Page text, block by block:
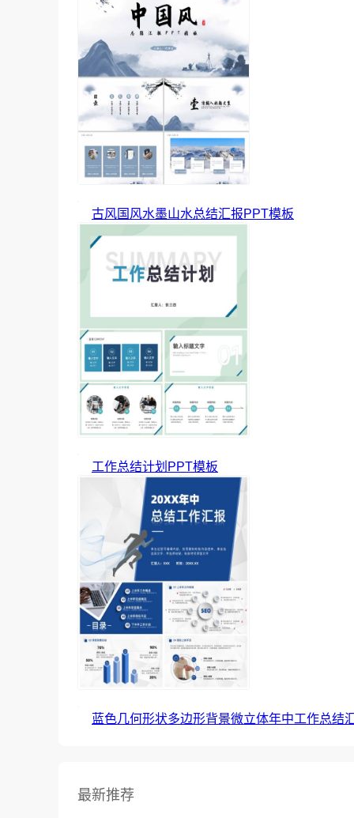
古风国风水墨山水总结汇报PPT模板
工作总结计划PPT模板
蓝色几何形状多边形背景微立体年中工作总结
最新推荐